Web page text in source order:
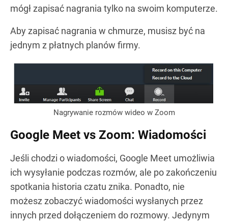
mógł zapisać nagrania tylko na swoim komputerze.
Aby zapisać nagrania w chmurze, musisz być na
jednym z płatnych planów firmy.
Nagrywanie rozmów wideo w Zoom
Google Meet vs Zoom: Wiadomości
Jeśli chodzi o wiadomości, Google Meet umożliwia
ich wysyłanie podczas rozmów, ale po zakończeniu
spotkania historia czatu znika. Ponadto, nie
możesz zobaczyć wiadomości wysłanych przez
innych przed dołączeniem do rozmowy. Jedynym